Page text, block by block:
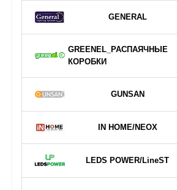
GENERAL
GREENEL_РАСПАЯЧНЫЕ
КОРОБКИ
GUNSAN
IN HOME/NEOX
LEDS POWER/LineST